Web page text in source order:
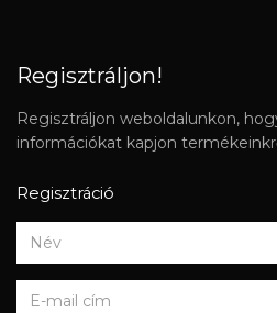
Regisztráljon!
Regisztráljon weboldalunkon,
információkat kapjon
Regisztráció